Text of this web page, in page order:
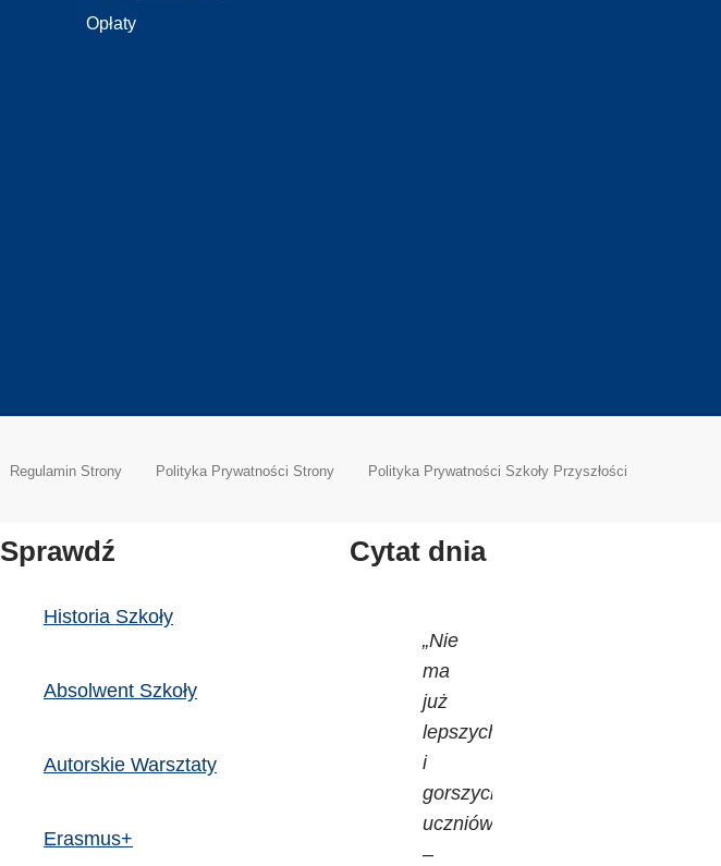
Opłaty
Regulamin Strony Polityka Prywatności Strony Polityka Prywatności Szkoły Przyszłości
Sprawdź
Historia Szkoły
Absolwent Szkoły
Autorskie Warsztaty
Erasmus+
Cytat dnia
„Nie
ma
już
lepszych
i
gorszych
uczniów
–